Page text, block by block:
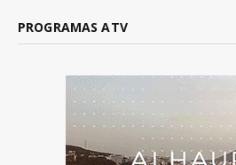
PROGRAMAS ATV